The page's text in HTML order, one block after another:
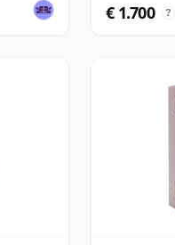
€ 1.700 ?